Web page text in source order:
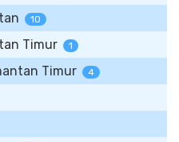
10
Timur 1
Timur 4